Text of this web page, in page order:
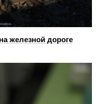
железной дороге